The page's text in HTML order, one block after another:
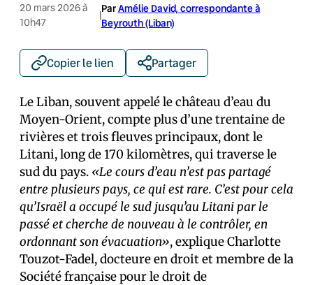
20 mars 2026 à
10h47
|
ParAmélie David, correspondante à
Beyrouth (Liban)
Copier le lien Partager
Le Liban, souvent appelé le château d’eau du
Moyen-Orient, compte plus d’une trentaine de
rivières et trois fleuves principaux, dont le
Litani, long de 170 kilomètres, qui traverse le
sud du pays. «Le cours d’eau n’est pas partagé
entre plusieurs pays, ce qui est rare. C’est pour cela
qu’Israël a occupé le sud jusqu’au Litani par le
passé et cherche de nouveau à le contrôler, en
ordonnant son évacuation», explique Charlotte
Touzot-Fadel, docteure en droit et membre de la
Société française pour le droit de